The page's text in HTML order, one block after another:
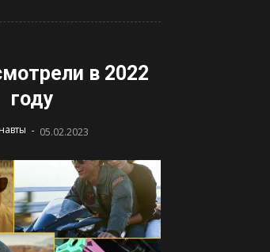
в 2022
году
- 05.02.2023